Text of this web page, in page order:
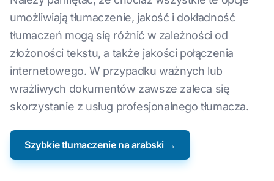
umożliwiają tłumaczenie, jakość i dokładność
tłumaczeń mogą się różnić w zależności od
złożoności tekstu, a także jakości połączenia
internetowego. W przypadku ważnych lub
wrażliwych dokumentów zawsze zaleca się
skorzystanie z usług profesjonalnego tłumacza.
Szybkie tłumaczenie na arabski →